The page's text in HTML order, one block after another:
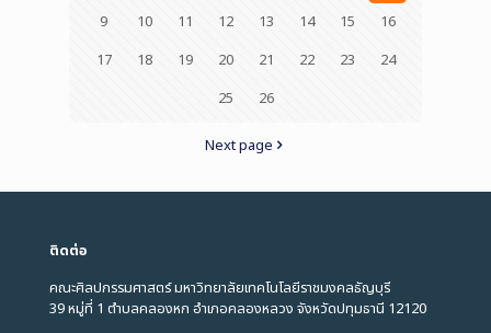
9
10 11 12 13 14 15
16
17
18 19 20 21 22 23
24
25
26
Next page
ติดต่อ
คณะศิลปกรรมศาสตร์ มหาวิทยาลัยเทคโนโลยีราชมงคลธัญบุรี
39 หมู่ที่ 1 ตำบลคลองหก อำเภอคลองหลวง จังหวัดปทุมธานี 12120